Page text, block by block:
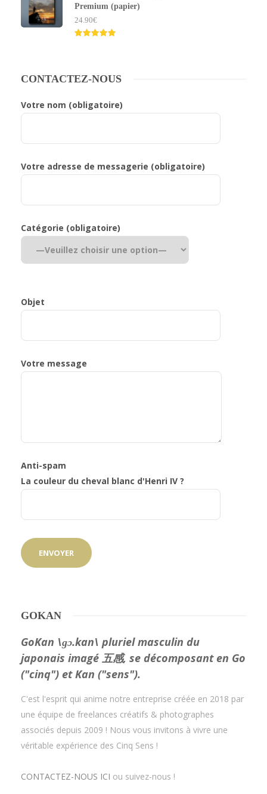
Premium (papier)
24.90€
CONTACTEZ-NOUS
Votre nom (obligatoire)
Votre adresse de messagerie (obligatoire)
Catégorie (obligatoire)
Objet
Votre message
Anti-spam
La couleur du cheval blanc d'Henri IV ?
GOKAN
GoKan \ɡɔ.kan\ pluriel masculin du
japonais imagé 五感, se décomposant en Go
("cinq") et Kan ("sens").
C'est l'esprit qui anime notre entreprise créée en 2018 par
une équipe de freelances créatifs & photographes
associés depuis 2009 ! Nous vous invitons à vivre une
véritable expérience des Cinq Sens !
CONTACTEZ-NOUS ICI ou suivez-nous !